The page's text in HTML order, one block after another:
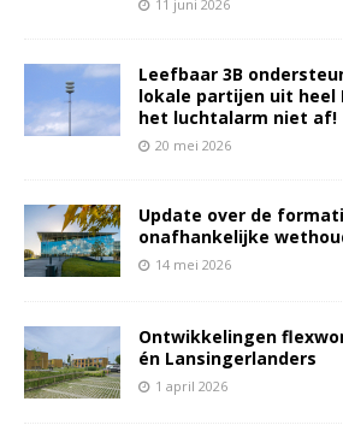
11 juni 2026
Leefbaar 3B
lokale partijen uit heel
het luchtalarm niet af!
20 mei 2026
Update over de
onafhankelijke
14 mei 2026
Ontwikkelingen
én Lansingerlanders
1 april 2026